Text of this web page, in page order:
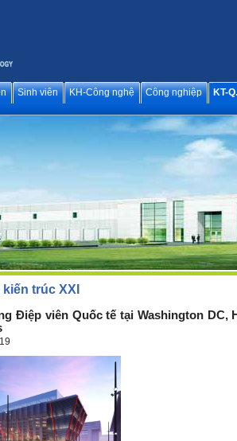
Sinh viên KH-Công nghệ Công nghiệp KT-
trúc XXI
Điệp viên Quốc tế tại Washington DC,